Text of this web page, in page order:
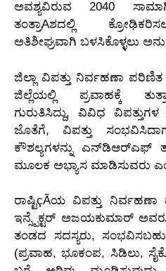
ಅವಶ್ಯವಿರುವ 2040
ತಂತ್ರಾAಶದಲ್ಲಿ
ಅತಿಶೀಘ್ರವಾಗಿ ಬಳಸಿಕೊಳ್ಳಲು
ಜಿಲ್ಲಾ ವಿಪತ್ತು ನಿರ್ವಹಣಾ
ಜಿಲ್ಲೆಯಲ್ಲಿ ಪ್ರವಾಹಕ್ಕೆ
ಗುರುತಿಸಿದ್ದು, ವಿವಿಧ
ಜೊತೆಗೆ, ವಿಪತ್ತು
ಕೌಶಲ್ಯಗಳನ್ನು ಎನ್‌ಡಿಆರ್‌ಎಫ್
ಮೂಲಕ ಅಭ್ಯಾಸ ಮಾಡಿಸುವರು
ರಾಷ್ಟಿçÃಯ ವಿಪತ್ತು
ಇನ್ಸ್ಪೆಕ್ಟರ್ ಅಜಯಕುಮಾರ್
ತಂಡದ ಸದಸ್ಯರು,
(ಪ್ರವಾಹ, ಭೂಕಂಪ, ಸಿಡಿಲು,